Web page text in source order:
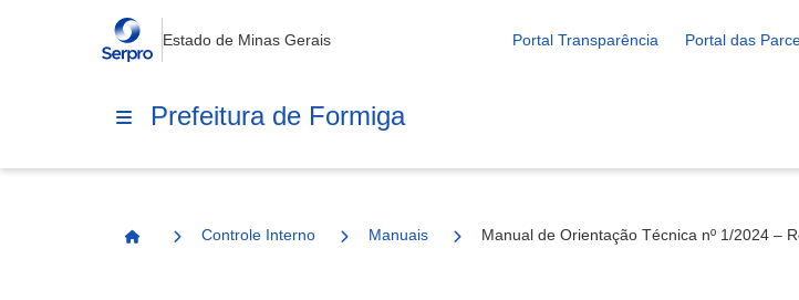
Estado de Minas Gerais Portal Transparência Portal das
Prefeitura de Formiga
Página Inicial
Controle Interno Manuais Manual de Orientação Técnica nº 1/2024 –